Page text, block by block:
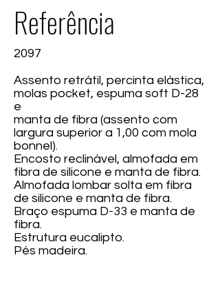
Referência
2097
Assento retrátil, percinta elástica,
molas pocket, espuma soft D-28
e
manta de fibra (assento com
largura superior a 1,00 com mola
bonnel).
Encosto reclinável, almofada em
fibra de silicone e manta de fibra.
Almofada lombar solta em fibra
de silicone e manta de fibra.
Braço espuma D-33 e manta de
fibra.
Estrutura eucalipto.
Pés madeira.